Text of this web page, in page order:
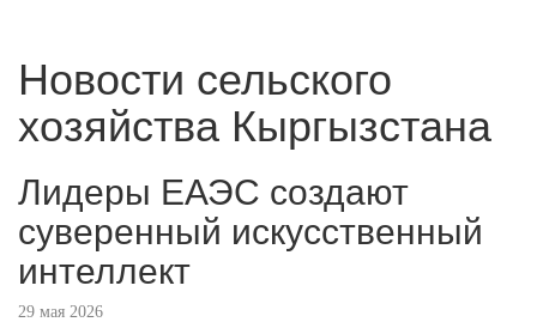
Новости сельского
хозяйства Кыргызстана
Лидеры ЕАЭС создают
суверенный искусственный
интеллект
29 мая 2026